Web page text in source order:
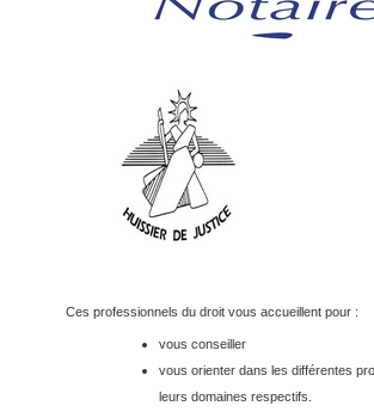
Ces professionnels du droit vous accueillent pour :
vous conseiller
vous orienter dans les différentes
leurs domaines respectifs.